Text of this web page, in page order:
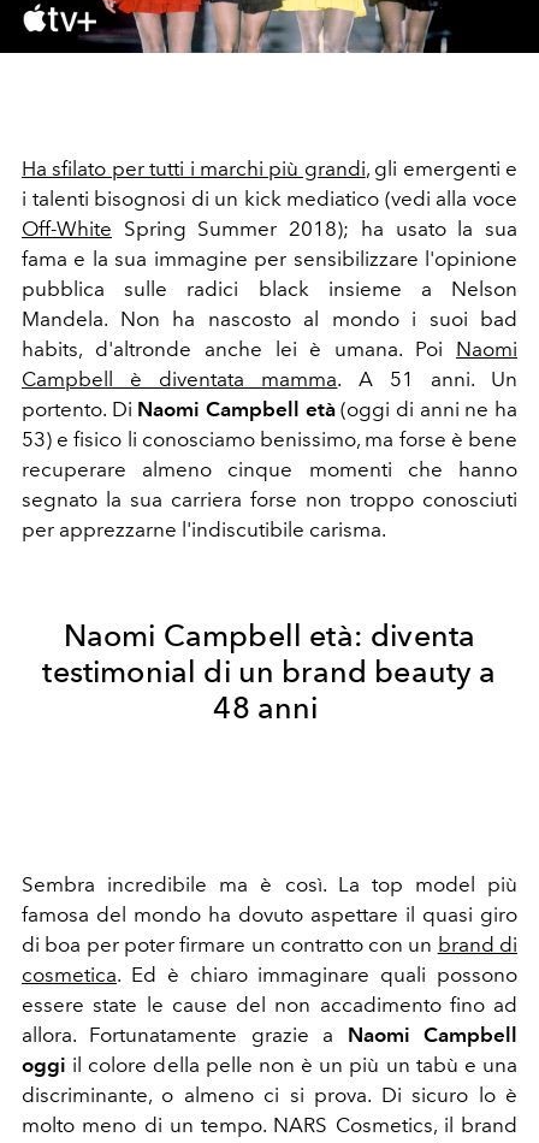
Video
Ha sfilato per tutti i marchi più grandi, gli emergenti e
i talenti bisognosi di un kick mediatico (vedi alla voce
Off-White Spring Summer 2018); ha usato la sua
fama e la sua immagine per sensibilizzare l'opinione
pubblica sulle radici black insieme a Nelson
Mandela. Non ha nascosto al mondo i suoi bad
habits, d'altronde anche lei è umana. Poi Naomi
Campbell è diventata mamma. A 51 anni. Un
portento. Di Naomi Campbell età(oggi di anni ne ha
53) e fisico li conosciamo benissimo, ma forse è bene
recuperare almeno cinque momenti che hanno
segnato la sua carriera forse non troppo conosciuti
per apprezzarne l'indiscutibile carisma.
Naomi Campbell età: diventa
testimonial di un brand beauty a
48 anni
Sembra incredibile ma è così. La top model più
famosa del mondo ha dovuto aspettare il quasi giro
di boa per poter firmare un contratto con un brand di
cosmetica. Ed è chiaro immaginare quali possono
essere state le cause del non accadimento fino ad
allora. Fortunatamente grazie a Naomi Campbell
oggi il colore della pelle non è un più un tabù e una
discriminante, o almeno ci si prova. Di sicuro lo è
molto meno di un tempo. NARS Cosmetics, il brand